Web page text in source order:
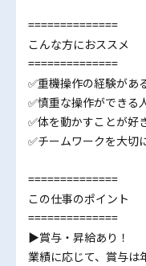
==============
こんな方におススメ
==============
✅重機操作の経験があ
✅慎重な操作ができる
✅体を動かすことが好
✅チームワークを大切
==============
この仕事のポイント
==============
▶賞与・昇給あり！
業績に応じて、賞与は